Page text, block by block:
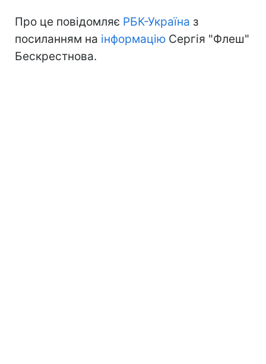
Про це повідомляє РБК-Україна з
посиланням на інформацію Сергія "Флеш"
Бескрестнова.